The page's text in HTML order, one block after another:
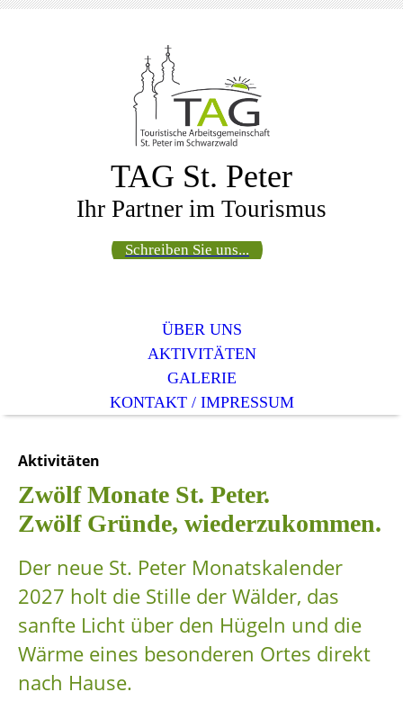
TAG St. Peter
Ihr Partner im Tourismus
Schreiben Sie uns...
ÜBER UNS
AKTIVITÄTEN
GALERIE
KONTAKT / IMPRESSUM
Aktivitäten
Zwölf Monate St. Peter.
Zwölf Gründe, wiederzukommen.
Der neue St. Peter Monatskalender
2027 holt die Stille der Wälder, das
sanfte Licht über den Hügeln und die
Wärme eines besonderen Ortes direkt
nach Hause.